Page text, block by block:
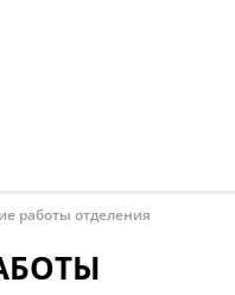
работы отделения